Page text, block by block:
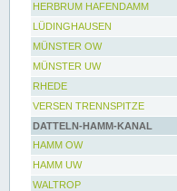
HERBRUM HAFENDAMM
LÜDINGHAUSEN
MÜNSTER OW
MÜNSTER UW
RHEDE
VERSEN TRENNSPITZE
DATTELN-HAMM-KANAL
HAMM OW
HAMM UW
WALTROP